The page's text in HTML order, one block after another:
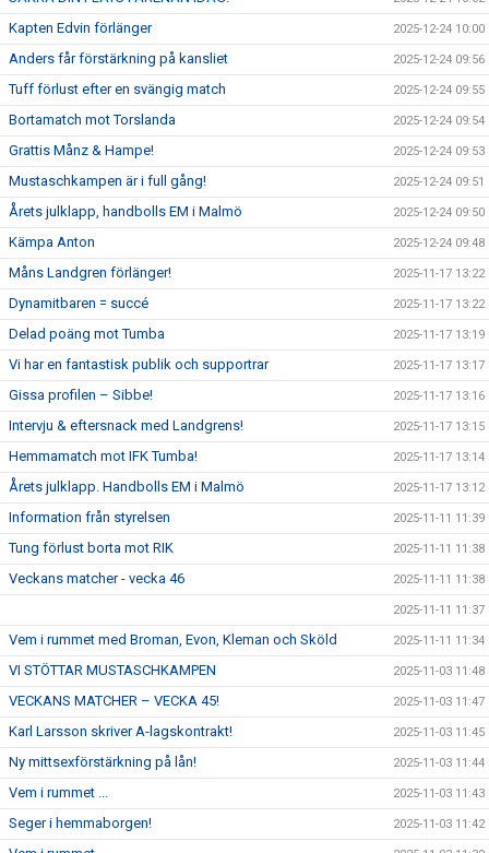
Kapten Edvin förlänger 2025-12-24 10:00
Anders får förstärkning på kansliet 2025-12-24 09:56
Tuff förlust efter en svängig match 2025-12-24 09:55
Bortamatch mot Torslanda 2025-12-24 09:54
Grattis Månz & Hampe! 2025-12-24 09:53
Mustaschkampen är i full gång! 2025-12-24 09:51
Årets julklapp, handbolls EM i Malmö 2025-12-24 09:50
Kämpa Anton 2025-12-24 09:48
Måns Landgren förlänger! 2025-11-17 13:22
Dynamitbaren = succé 2025-11-17 13:22
Delad poäng mot Tumba 2025-11-17 13:19
Vi har en fantastisk publik och supportrar 2025-11-17 13:17
Gissa profilen – Sibbe! 2025-11-17 13:16
Intervju & eftersnack med Landgrens! 2025-11-17 13:15
Hemmamatch mot IFK Tumba! 2025-11-17 13:14
Årets julklapp. Handbolls EM i Malmö 2025-11-17 13:12
Information från styrelsen 2025-11-11 11:39
Tung förlust borta mot RIK 2025-11-11 11:38
Veckans matcher - vecka 46 2025-11-11 11:38
2025-11-11 11:37
Vem i rummet med Broman, Evon, Kleman och Sköld 2025-11-11 11:34
VI STÖTTAR MUSTASCHKAMPEN 2025-11-03 11:48
VECKANS MATCHER – VECKA 45! 2025-11-03 11:47
Karl Larsson skriver A-lagskontrakt! 2025-11-03 11:45
Ny mittsexförstärkning på lån! 2025-11-03 11:44
Vem i rummet ... 2025-11-03 11:43
Seger i hemmaborgen! 2025-11-03 11:42